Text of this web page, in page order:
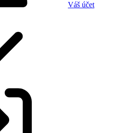
Váš účet